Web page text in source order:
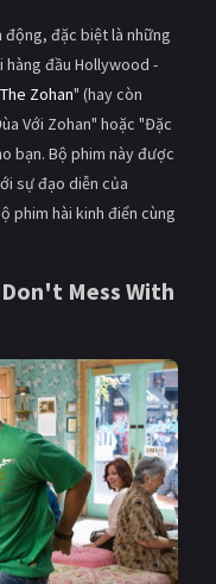
- Hình sự
học - Tài liệu
Quốc - Hồng Kông
Bản
động, đặc biệt là những
đầu Hollywood -
Zohan" (hay còn
Với Zohan" hoặc "Đặc
bạn. Bộ phim này được
sự đạo diễn của
phim hài kinh điển cùng
Mess With